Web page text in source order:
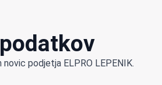
podjetja ELPRO LEPENIK.